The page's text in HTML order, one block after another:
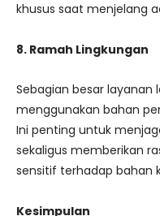
khusus saat menjelang
8. Ramah Lingkungan
Sebagian besar layanan
menggunakan bahan
Ini penting untuk
sekaligus memberikan
sensitif terhadap bahan
Kesimpulan